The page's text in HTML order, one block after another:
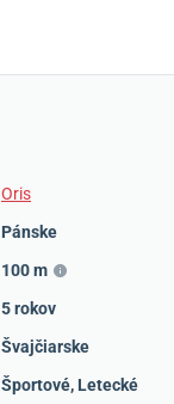
Oris
Pánske
100 m
5 rokov
Švajčiarske
Športové, Letecké